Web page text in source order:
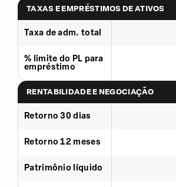
TAXAS E EMPRÉSTIMOS DE ATIVOS
Taxa de adm. total
% limite do PL para
empréstimo
RENTABILIDADE E NEGOCIAÇÃO
Retorno 30 dias
Retorno 12 meses
Patrimônio líquido